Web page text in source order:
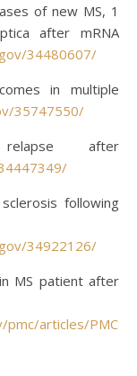
of new MS, 1
after mRNA
34480607/
in multiple
35747550/
after
following
34922126/
MS patient after
pmc/articles/